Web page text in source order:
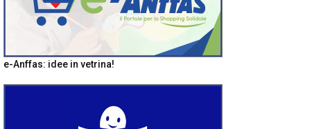
e-Anffas: idee in vetrina!